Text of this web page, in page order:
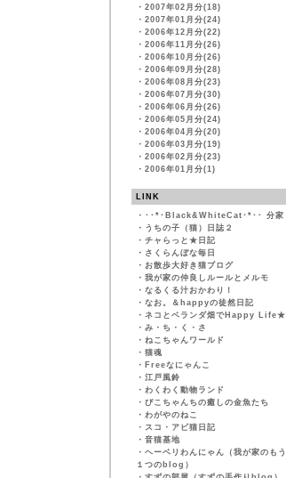
・ 2007年02月分(18)
・ 2007年01月分(24)
・ 2006年12月分(22)
・ 2006年11月分(26)
・ 2006年10月分(26)
・ 2006年09月分(28)
・ 2006年08月分(23)
・ 2006年07月分(30)
・ 2006年06月分(26)
・ 2006年05月分(24)
・ 2006年04月分(20)
・ 2006年03月分(19)
・ 2006年02月分(23)
・ 2006年01月分(1)
LINK
・ ･･*･Black&WhiteCat･*･･ 分家
・ うちの子（猫）日誌２
・ チャらっと★日記
・ さくらんぼな毎日
・ お散歩大好き猫ブログ
・ 我が家の仲良しルールとメルモ
・ なるくる汁おかわり！
・ なお。＆happyの徒然日記
・ ネコとベランダ畑でHappy Life★
・ み・ち・く・さ
・ ねこちゃんワールド
・ 猫魂
・ Freeなにゃんこ
・ 江戸風鈴
・ わくわく動物ランド
・ ぴこちゃんちの癒しの金魚たち
・ わがやのねこ
・ スコ・アビ猫日記
・ 音猫基地
・ ヘーベリわんにゃん（我が家のもう
１つのblog）